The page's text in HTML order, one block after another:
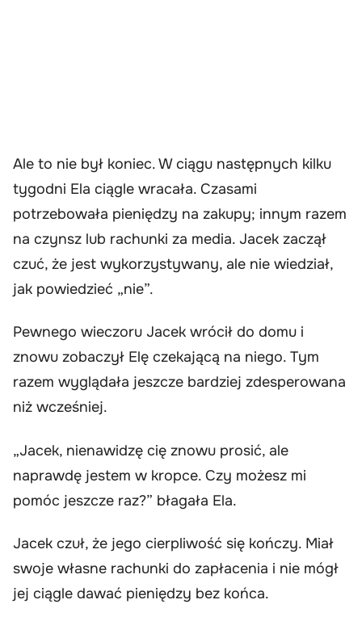
Ale to nie był koniec. W ciągu następnych kilku
tygodni Ela ciągle wracała. Czasami
potrzebowała pieniędzy na zakupy; innym razem
na czynsz lub rachunki za media. Jacek zaczął
czuć, że jest wykorzystywany, ale nie wiedział,
jak powiedzieć „nie”.
Pewnego wieczoru Jacek wrócił do domu i
znowu zobaczył Elę czekającą na niego. Tym
razem wyglądała jeszcze bardziej zdesperowana
niż wcześniej.
„Jacek, nienawidzę cię znowu prosić, ale
naprawdę jestem w kropce. Czy możesz mi
pomóc jeszcze raz?” błagała Ela.
Jacek czuł, że jego cierpliwość się kończy. Miał
swoje własne rachunki do zapłacenia i nie mógł
jej ciągle dawać pieniędzy bez końca.